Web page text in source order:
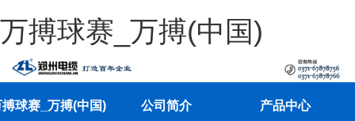
万搏球赛_万搏(中国)
球赛_万搏(中国) 公司简介 产品中心